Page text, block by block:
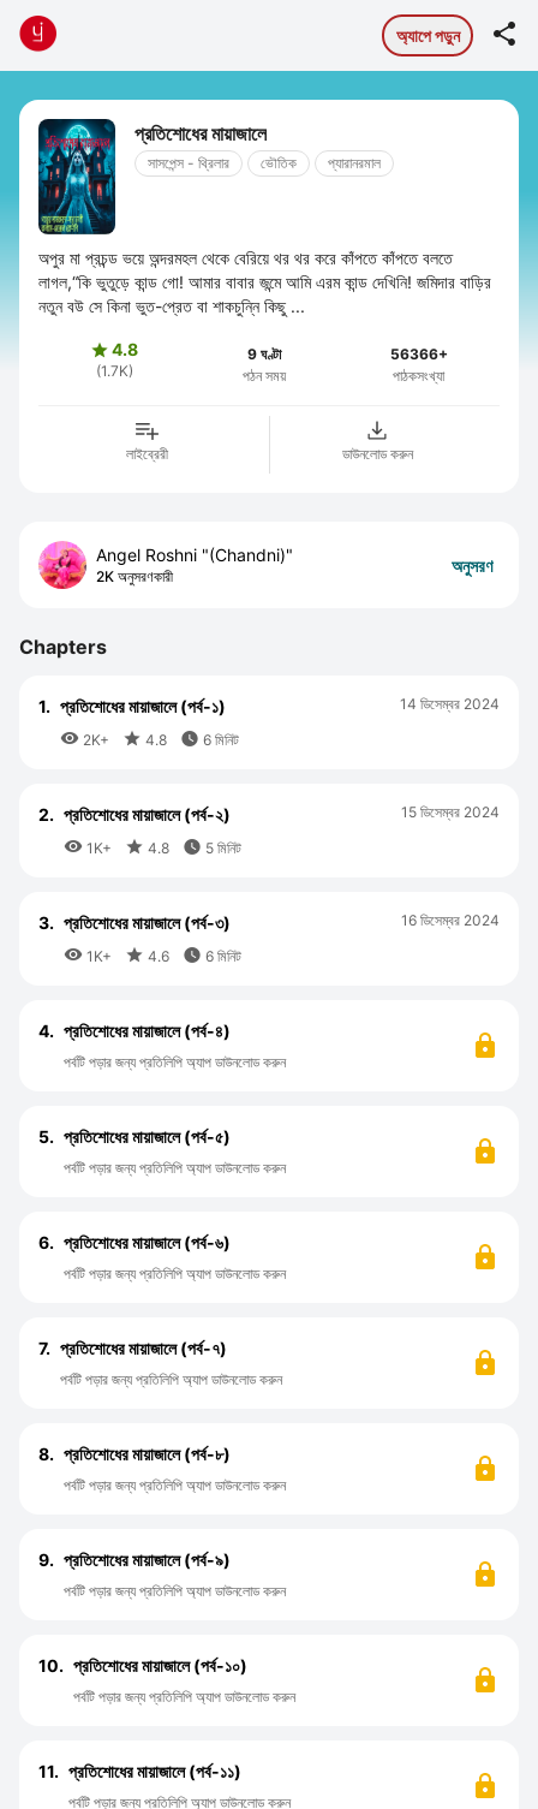
অ্যাপে পড়ুন 
প্রতিশোধের মায়াজালে
সাসপেন্স - থ্রিলার ভৌতিক প্যারানরমাল
অপুর মা প্রচন্ড ভয়ে অন্দরমহল থেকে বেরিয়ে থর থর করে কাঁপতে কাঁপতে বলতে
লাগল,“কি ভুতুড়ে কান্ড গো! আমার বাবার জন্মে আমি এরম কান্ড দেখিনি! জমিদার বাড়ির
নতুন বউ সে কিনা ভুত-প্রেত বা শাকচুন্নি কিছু ...
 4.8
(1.7K)
9 ঘণ্টা
পঠন সময়
56366+
পাঠকসংখ্যা
লাইব্রেরী ডাউনলোড করুন
Angel Roshni "(Chandni)"
2K অনুসরণকারী
অনুসরণ
Chapters
1. প্রতিশোধের মায়াজালে (পর্ব-১)
 2K+  4.8  6 মিনিট
14 ডিসেম্বর 2024
2. প্রতিশোধের মায়াজালে (পর্ব-২)
 1K+  4.8  5 মিনিট
15 ডিসেম্বর 2024
3. প্রতিশোধের মায়াজালে (পর্ব-৩)
 1K+  4.6  6 মিনিট
16 ডিসেম্বর 2024
4. প্রতিশোধের মায়াজালে (পর্ব-৪)
পর্বটি পড়ার জন্য প্রতিলিপি অ্যাপ ডাউনলোড করুন
5. প্রতিশোধের মায়াজালে (পর্ব-৫)
পর্বটি পড়ার জন্য প্রতিলিপি অ্যাপ ডাউনলোড করুন
6. প্রতিশোধের মায়াজালে (পর্ব-৬)
পর্বটি পড়ার জন্য প্রতিলিপি অ্যাপ ডাউনলোড করুন
7. প্রতিশোধের মায়াজালে (পর্ব-৭)
পর্বটি পড়ার জন্য প্রতিলিপি অ্যাপ ডাউনলোড করুন
8. প্রতিশোধের মায়াজালে (পর্ব-৮)
পর্বটি পড়ার জন্য প্রতিলিপি অ্যাপ ডাউনলোড করুন
9. প্রতিশোধের মায়াজালে (পর্ব-৯)
পর্বটি পড়ার জন্য প্রতিলিপি অ্যাপ ডাউনলোড করুন
10. প্রতিশোধের মায়াজালে (পর্ব-১০)
পর্বটি পড়ার জন্য প্রতিলিপি অ্যাপ ডাউনলোড করুন
11. প্রতিশোধের মায়াজালে (পর্ব-১১)
পর্বটি পড়ার জন্য প্রতিলিপি অ্যাপ ডাউনলোড করুন